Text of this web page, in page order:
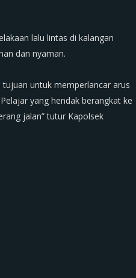
lalu lintas di kalangan
dan nyaman.
tujuan untuk memperlancar arus
yang hendak berangkat ke
jalan” tutur Kapolsek